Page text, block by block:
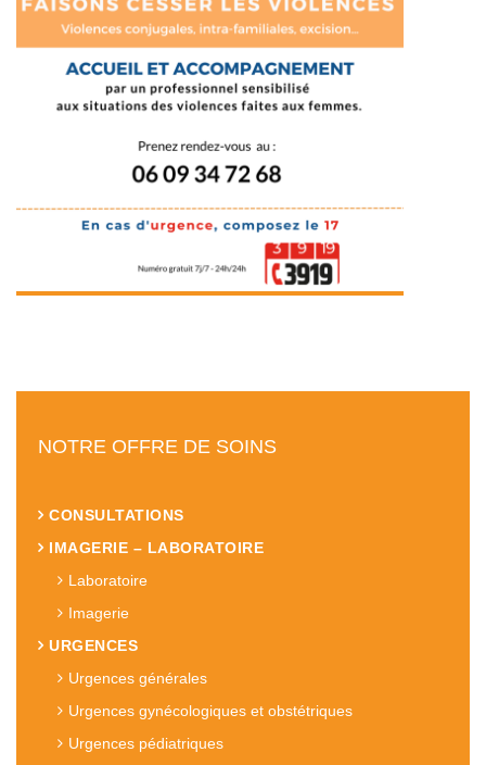
NOTRE OFFRE DE SOINS
CONSULTATIONS
IMAGERIE – LABORATOIRE
Laboratoire
Imagerie
URGENCES
Urgences générales
Urgences gynécologiques et obstétriques
Urgences pédiatriques